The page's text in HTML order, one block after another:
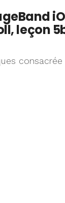
leçon
consacrée